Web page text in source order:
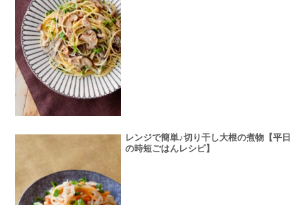
レンジで簡単♪切り干し大根の煮物【平日
の時短ごはんレシピ】